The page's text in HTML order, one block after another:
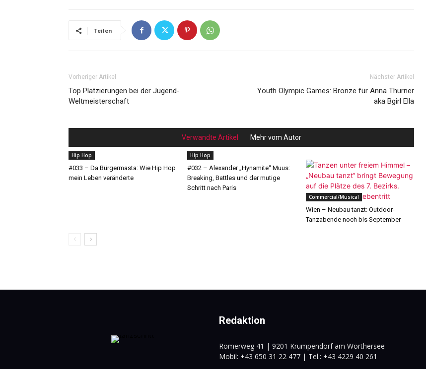
Teilen
Vorheriger Artikel
Top Platzierungen bei der Jugend-
Weltmeisterschaft
Nächster Artikel
Youth Olympic Games: Bronze für Anna Thurner
aka Bgirl Ella
Verwandte Artikel Mehr vom Autor
Hip Hop
#033 – Da Bürgermasta: Wie Hip Hop
mein Leben veränderte
Hip Hop
#032 – Alexander „Hynamite“ Muus:
Breaking, Battles und der mutige
Schritt nach Paris
Commercial/Musical
Wien – Neubau tanzt: Outdoor-
Tanzabende noch bis September
Redaktion
Römerweg 41 | 9201 Krumpendorf am Wörthersee
Mobil: +43 650 31 22 477 | Tel.: +43 4229 40 261